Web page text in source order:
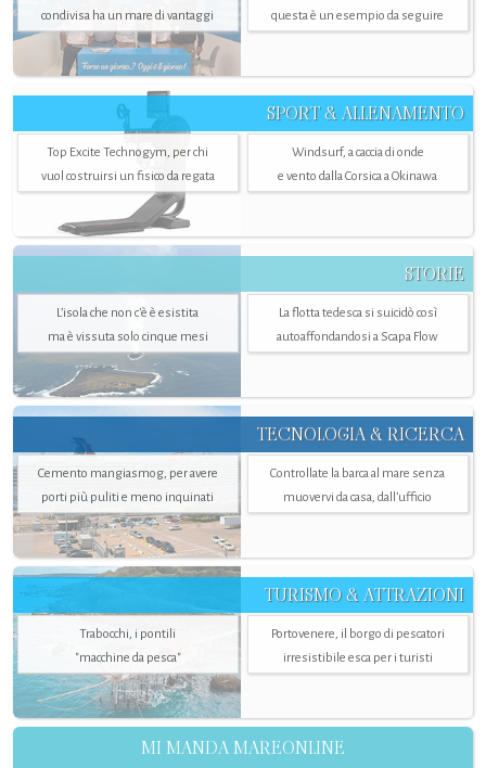
condivisa ha un mare di vantaggi
questa è un esempio da seguire
SPORT & ALLENAMENTO
Top Excite Technogym, per chi
vuol costruirsi un fisico da regata
Windsurf, a caccia di onde
e vento dalla Corsica a Okinawa
STORIE
L’isola che non c'è è esistita
ma è vissuta solo cinque mesi
La flotta tedesca si suicidò così
autoaffondandosi a Scapa Flow
TECNOLOGIA & RICERCA
Cemento mangiasmog, per avere
porti più puliti e meno inquinati
Controllate la barca al mare senza
muovervi da casa, dall’ufficio
TURISMO & ATTRAZIONI
Trabocchi, i pontili
"macchine da pesca"
Portovenere, il borgo di pescatori
irresistibile esca per i turisti
MI MANDA MAREONLINE